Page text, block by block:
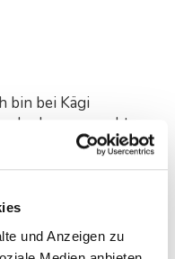
und Anzeigen zu
bin bei Kägi
hausgemachten
mich auch immer
Creme-
bei Kägi damit
auf die Füllung